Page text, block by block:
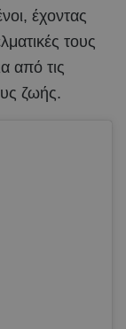
έχοντας
τους
από τις
ζωής.